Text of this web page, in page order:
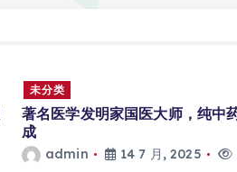
未分类
著名医学发明家国医大师，纯
成
admin 14 7 月, 2025